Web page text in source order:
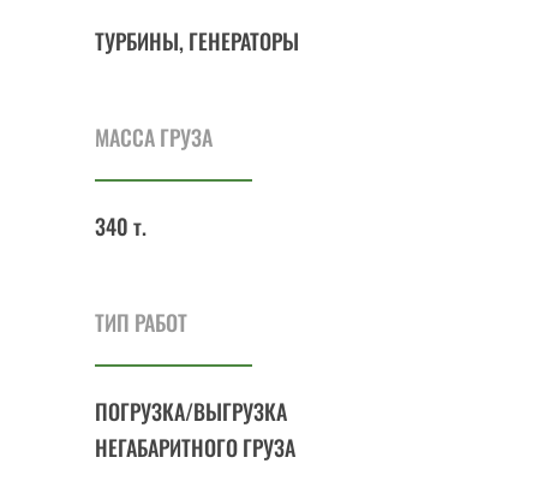
ТУРБИНЫ, ГЕНЕРАТОРЫ
МАССА ГРУЗА
340 т.
ТИП РАБОТ
ПОГРУЗКА/ВЫГРУЗКА
НЕГАБАРИТНОГО ГРУЗА